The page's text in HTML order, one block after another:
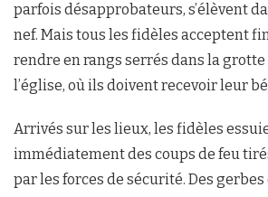
parfois désapprobateurs, s’élèvent
nef. Mais tous les fidèles acceptent
rendre en rangs serrés dans la
l’église, où ils doivent recevoir leur
Arrivés sur les lieux, les fidèles
immédiatement des coups de feu
par les forces de sécurité. Des gerbes